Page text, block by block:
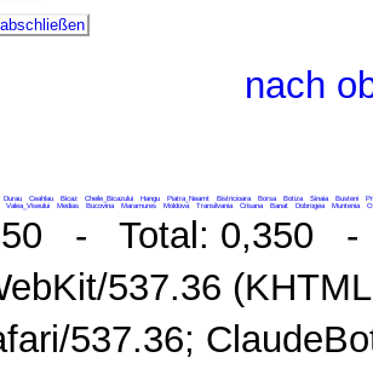
nach
Durau Ceahlau Bicaz Cheile_Bicazului Hangu Piatra_Neamt Bistricioara Borsa Botiza Sinaia Busteni
Valea_Viseului Medias Bucovina Maramures Moldova Transilvania Crisana Banat Dobrogea Muntenia
- Total: 0,350 -
537.36
537.36;